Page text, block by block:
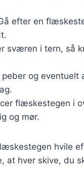
efter en
sværen i tern, så
peber og eventuelt
flæskestegen i
og mør.
hvile
at hver skive, du